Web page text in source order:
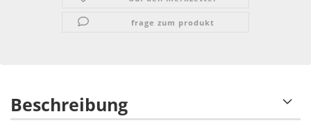
frage zum produkt
Beschreibung